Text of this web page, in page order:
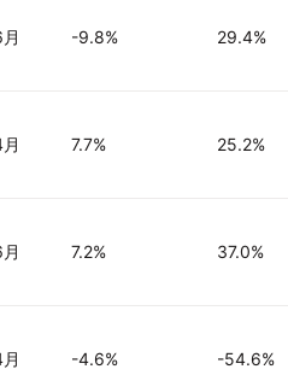
-9.8% 29.4%
7.7% 25.2%
7.2% 37.0%
-4.6% -54.6%